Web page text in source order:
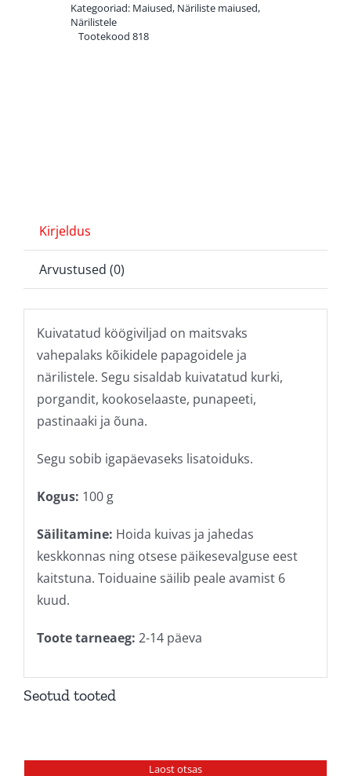
kogus
Kategooriad: Maiused, Näriliste maiused,
Närilistele
Tootekood 818
Kirjeldus
Arvustused (0)
Kuivatatud köögiviljad on maitsvaks
vahepalaks kõikidele papagoidele ja
närilistele. Segu sisaldab kuivatatud kurki,
porgandit, kookoselaaste, punapeeti,
pastinaaki ja õuna.
Segu sobib igapäevaseks lisatoiduks.
Kogus: 100 g
Säilitamine: Hoida kuivas ja jahedas
keskkonnas ning otsese päikesevalguse eest
kaitstuna. Toiduaine säilib peale avamist 6
kuud.
Toote tarneaeg: 2-14 päeva
Seotud tooted
Laost otsas